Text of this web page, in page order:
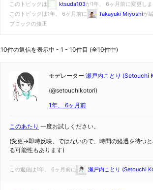
このトピックは ktsuda103が1年、 6ヶ月前に変更しま
このトピックは1年、 6ヶ月前に
Takayuki Miyoshiが
ブロックの修正
10件の返信を表示中 - 1 - 10件目 (全10件中)
モデレーター 瀬戸内ことり (Setouchi
(@setouchikotori)
1年、 6ヶ月前
このあたり 一度お試しください。
(変更→即時反映、ではないので、時間の経過を待つ
る可能性もあります)
この返信は1年、 6ヶ月前に 瀬戸内ことり (Setouchi